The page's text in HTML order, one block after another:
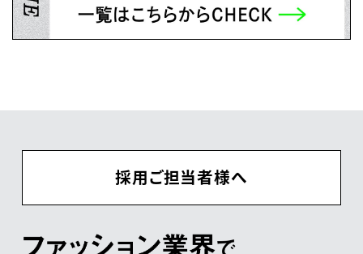
採用ご担当者様へ